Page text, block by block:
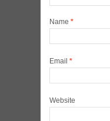
Name *
Email *
Website